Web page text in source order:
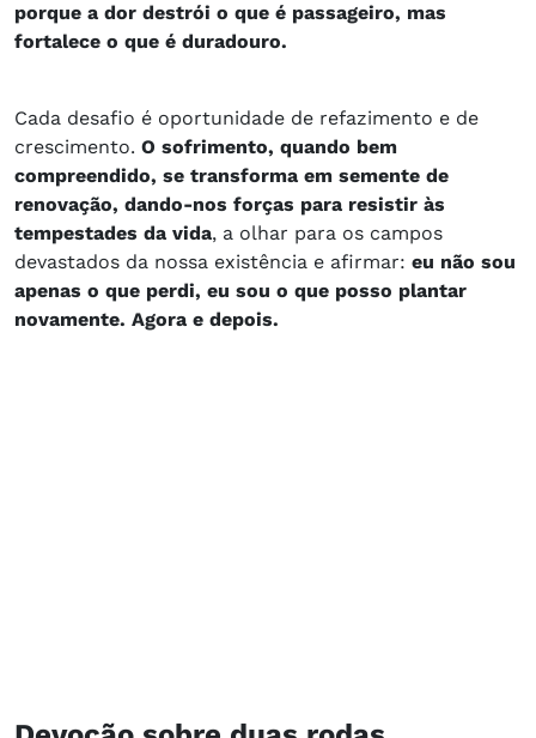
porque a dor destrói o que é passageiro, mas
fortalece o que é duradouro.
Cada desafio é oportunidade de refazimento e de
crescimento. O sofrimento, quando bem
compreendido, se transforma em semente de
renovação, dando-nos forças para resistir às
tempestades da vida, a olhar para os campos
devastados da nossa existência e afirmar: eu não sou
apenas o que perdi, eu sou o que posso plantar
novamente. Agora e depois.